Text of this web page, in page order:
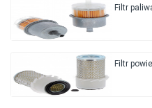
Filtr
Filtr